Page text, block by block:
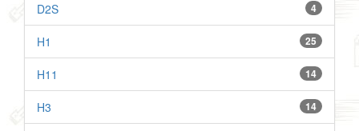
4
D2S
25
H1
14
H11
14
H3